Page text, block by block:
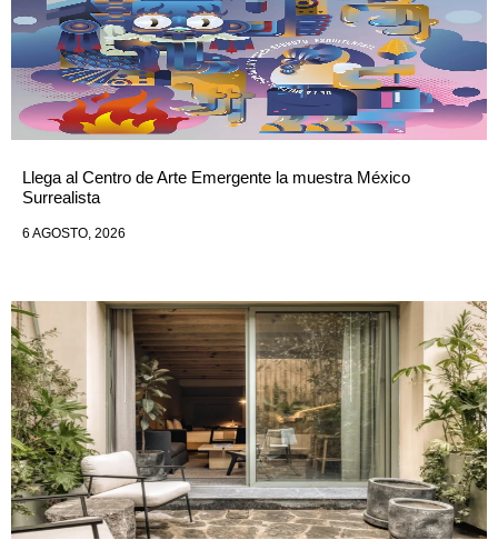
Llega al Centro de Arte Emergente la muestra México
Surrealista
6 AGOSTO, 2026